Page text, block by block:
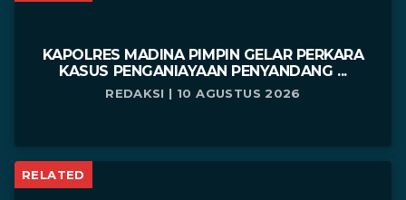
KAPOLRES MADINA PIMPIN GELAR PERKARA
KASUS PENGANIAYAAN PENYANDANG ...
REDAKSI | 10 AGUSTUS 2026
RELATED